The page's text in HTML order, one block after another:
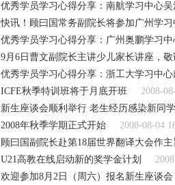
优秀学员学习心得分享：南航学习中心
快讯！顾曰国常务副院长将参加广州学
优秀学员学习心得分享：广州奥鹏学习
9月6日曹文副院长主讲少儿家长讲座，敬
优秀学员学习心得分享：浙工大学习中
ICFE秋季特训班将于月底开班
2008-
新生座谈会顺利举行 老生经历感染新同学
2008年秋季学期正式开始
2008-08-04
顾曰国副院长赴第18届世界翻译大会作
U21高教在线启动新的奖学金计划
欢迎参加8月2日（周六）报名新生座谈会